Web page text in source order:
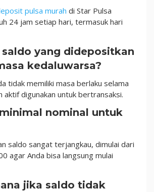
pulsa murah di Star Pulsa
24 jam setiap hari, termasuk hari
saldo yang didepositkan
kedaluwarsa?
tidak memiliki masa berlaku selama
aktif digunakan untuk bertransaksi.
nominal untuk
saldo sangat terjangkau, dimulai dari
agar Anda bisa langsung mulai
jika saldo tidak